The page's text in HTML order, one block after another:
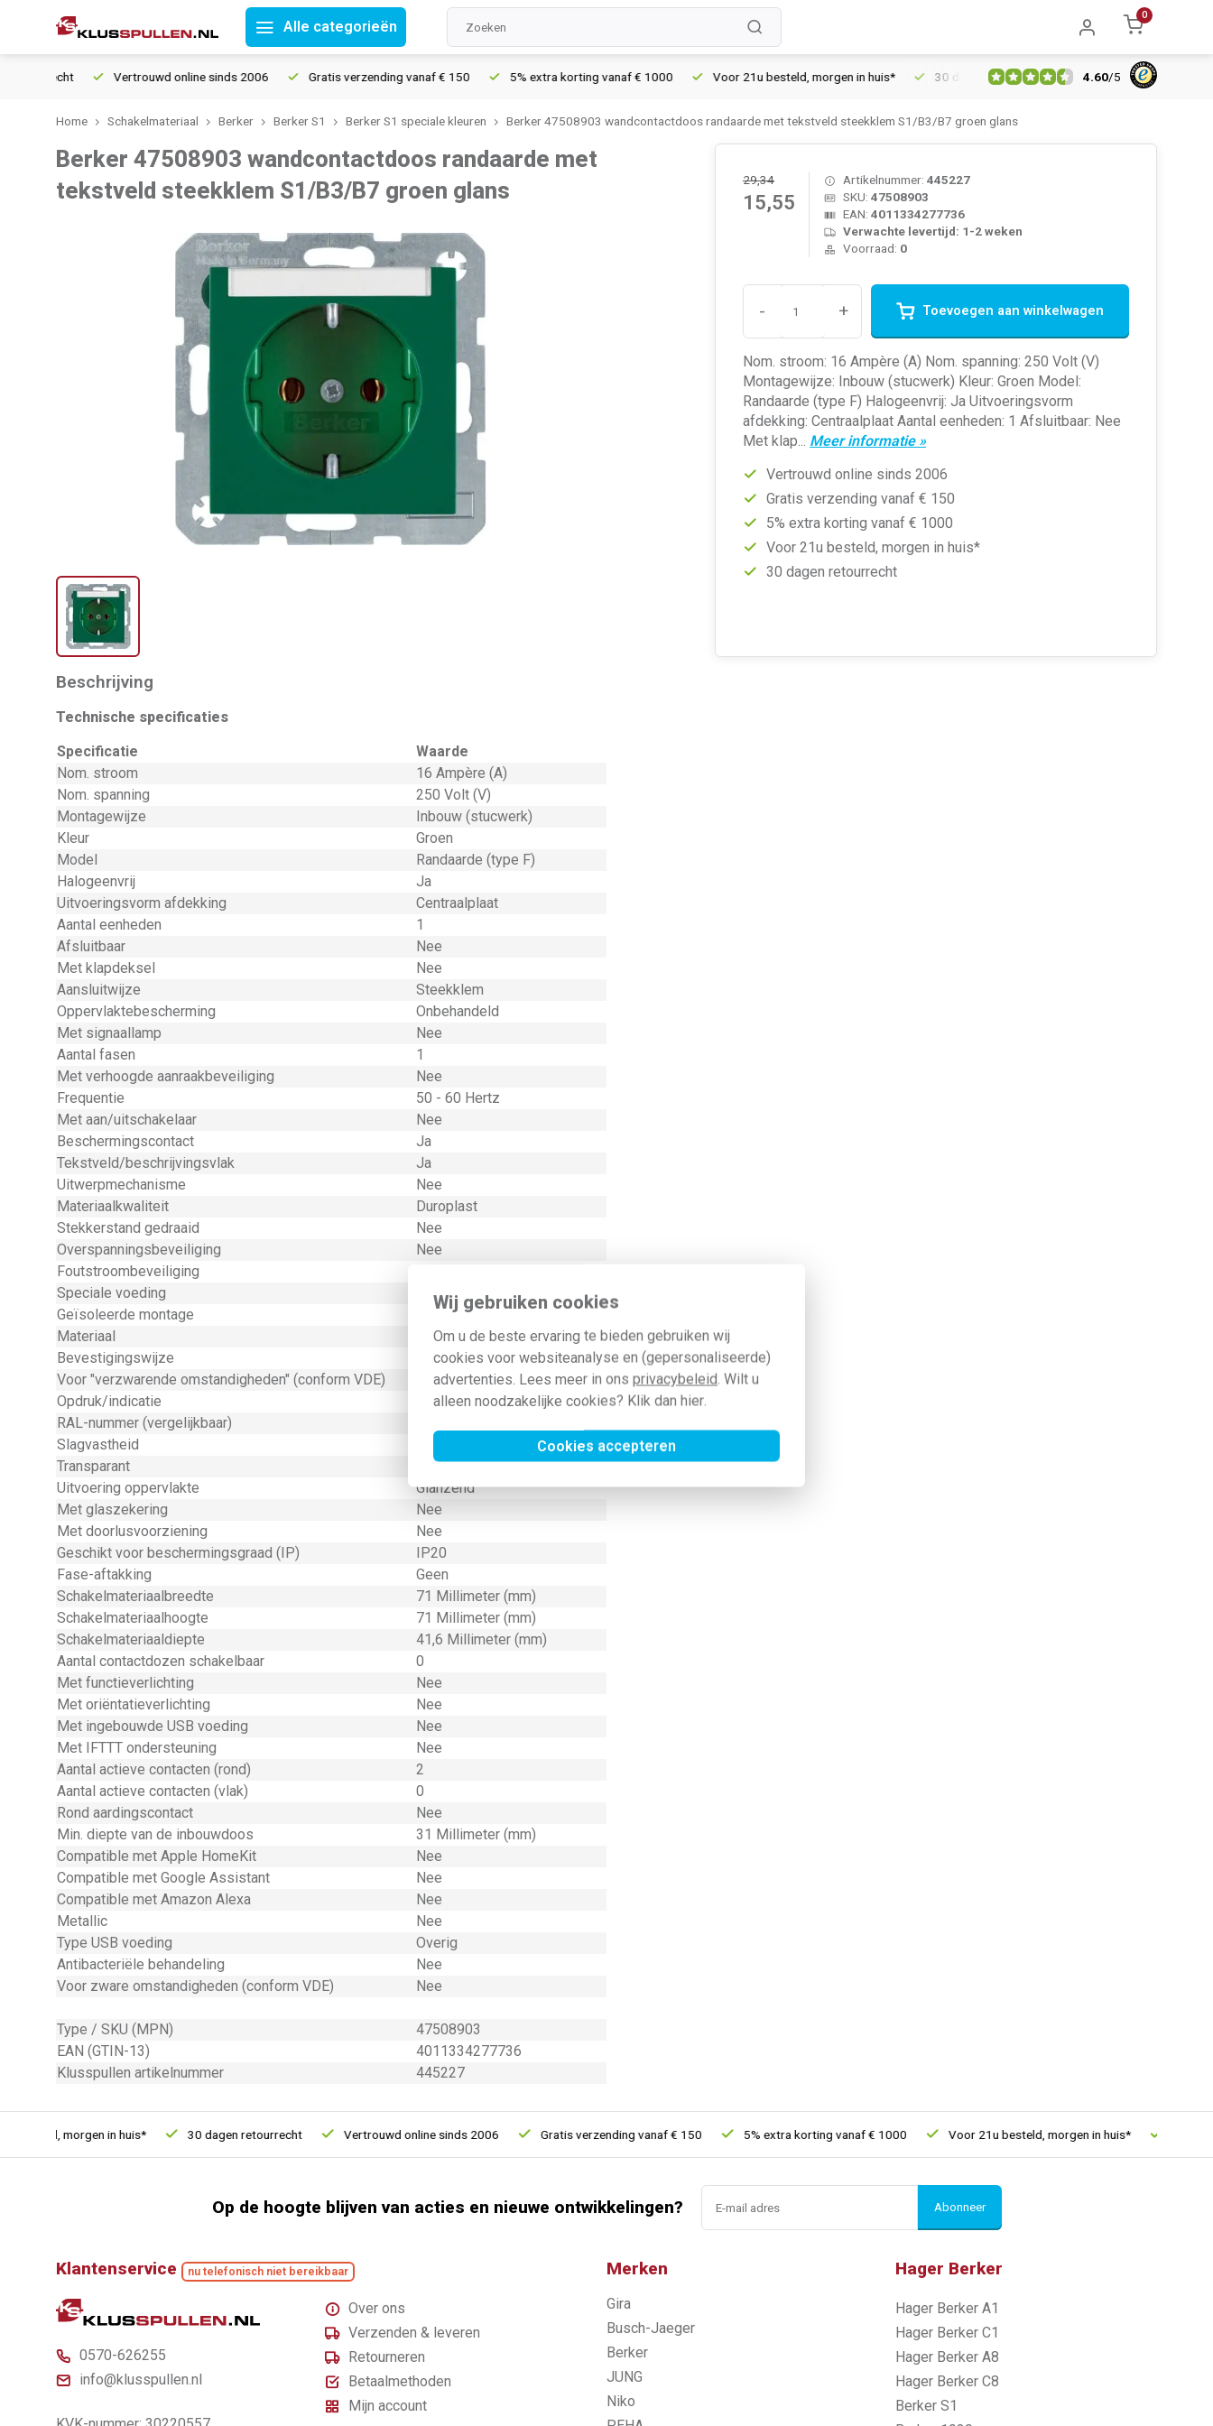
Wij gebruiken cookies
Om u de beste ervaring te bieden gebruiken wij
cookies voor websiteanalyse en (gepersonaliseerde)
advertenties. Lees meer in ons privacybeleid. Wilt u
alleen noodzakelijke cookies? Klik dan hier.
Cookies accepteren
Alle categorieën
0
Vertrouwd online sinds 2006 Gratis verzending vanaf € 150 5% extra korting vanaf € 1000 Voor 21u besteld, morgen in huis* 30 dagen retourrecht Vertrouwd online sinds 2006
4.60/5
Home Schakelmateriaal Berker Berker S1 Berker S1 speciale kleuren Berker 47508903 wandcontactdoos randaarde met tekstveld steekklem S1/B3/B7 groen glans
Berker 47508903 wandcontactdoos randaarde met
tekstveld steekklem S1/B3/B7 groen glans
29,34
15,55
Artikelnummer: 445227
SKU: 47508903
EAN: 4011334277736
Verwachte levertijd: 1-2 weken
Voorraad: 0
- + Toevoegen aan winkelwagen
Nom. stroom: 16 Ampère (A) Nom. spanning: 250 Volt (V)
Montagewijze: Inbouw (stucwerk) Kleur: Groen Model:
Randaarde (type F) Halogeenvrij: Ja Uitvoeringsvorm
afdekking: Centraalplaat Aantal eenheden: 1 Afsluitbaar: Nee
Met klap... Meer informatie »
Vertrouwd online sinds 2006
Gratis verzending vanaf € 150
5% extra korting vanaf € 1000
Voor 21u besteld, morgen in huis*
30 dagen retourrecht
Beschrijving
Technische specificaties
Specificatie
Waarde
Nom. stroom
16 Ampère (A)
Nom. spanning
250 Volt (V)
Montagewijze
Inbouw (stucwerk)
Kleur
Groen
Model
Randaarde (type F)
Halogeenvrij
Ja
Uitvoeringsvorm afdekking
Centraalplaat
Aantal eenheden
1
Afsluitbaar
Nee
Met klapdeksel
Nee
Aansluitwijze
Steekklem
Oppervlaktebescherming
Onbehandeld
Met signaallamp
Nee
Aantal fasen
1
Met verhoogde aanraakbeveiliging
Nee
Frequentie
50 - 60 Hertz
Met aan/uitschakelaar
Nee
Beschermingscontact
Ja
Tekstveld/beschrijvingsvlak
Ja
Uitwerpmechanisme
Nee
Materiaalkwaliteit
Duroplast
Stekkerstand gedraaid
Nee
Overspanningsbeveiliging
Nee
Foutstroombeveiliging
Speciale voeding
Veiligheidsvoeding (groen)
Geïsoleerde montage
Materiaal
Kunststof
Bevestigingswijze
Klauw-/schroefbevestiging
Voor "verzwarende omstandigheden" (conform VDE)
Nee
Opdruk/indicatie
Geen
RAL-nummer (vergelijkbaar)
Slagvastheid
Transparant
Nee
Uitvoering oppervlakte
Glanzend
Met glaszekering
Nee
Met doorlusvoorziening
Nee
Geschikt voor beschermingsgraad (IP)
IP20
Fase-aftakking
Geen
Schakelmateriaalbreedte
71 Millimeter (mm)
Schakelmateriaalhoogte
71 Millimeter (mm)
Schakelmateriaaldiepte
41,6 Millimeter (mm)
Aantal contactdozen schakelbaar
0
Met functieverlichting
Nee
Met oriëntatieverlichting
Nee
Met ingebouwde USB voeding
Nee
Met IFTTT ondersteuning
Nee
Aantal actieve contacten (rond)
2
Aantal actieve contacten (vlak)
0
Rond aardingscontact
Nee
Min. diepte van de inbouwdoos
31 Millimeter (mm)
Compatible met Apple HomeKit
Nee
Compatible met Google Assistant
Nee
Compatible met Amazon Alexa
Nee
Metallic
Nee
Type USB voeding
Overig
Antibacteriële behandeling
Nee
Voor zware omstandigheden (conform VDE)
Nee
Type / SKU (MPN)
47508903
EAN (GTIN-13)
4011334277736
Klusspullen artikelnummer
445227
morgen in huis* 30 dagen retourrecht Vertrouwd online sinds 2006 Gratis verzending vanaf € 150 5% extra korting vanaf € 1000 Voor 21u besteld, morgen in huis* 30 dagen
Op de hoogte blijven van acties en nieuwe ontwikkelingen? Abonneer
Klantenservice nu telefonisch niet bereikbaar
0570-626255
info@klusspullen.nl
Over ons
Verzenden & leveren
Retourneren
Betaalmethoden
Mijn account
Merken
Gira
Busch-Jaeger
Berker
JUNG
Niko
Hager Berker
Hager Berker A1
Hager Berker C1
Hager Berker A8
Hager Berker C8
Berker S1